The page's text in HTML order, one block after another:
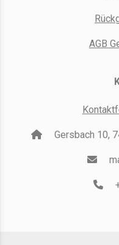
AGB
Gersbach 10,